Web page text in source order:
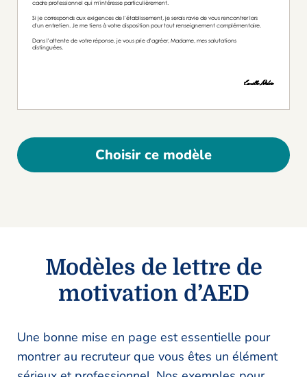
Choisir ce modèle
Modèles de lettre de
motivation d’AED
Une bonne mise en page est essentielle pour
montrer au recruteur que vous êtes un élément